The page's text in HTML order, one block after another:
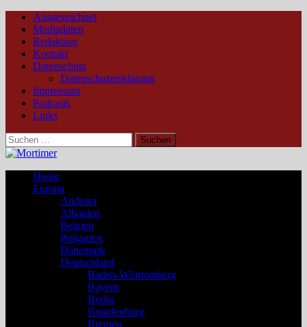
Ausgezeichnet
Mediadaten
Redaktion
Kontakt
Datenschutz
Datenschutzerklärung
Impressum
Podcasts
Links
Suchen
nach:
Home
Europa
Andorra
Albanien
Belgien
Bulgarien
Dänemark
Deutschland
Baden-Württemberg
Bayern
Berlin
Brandenburg
Bremen